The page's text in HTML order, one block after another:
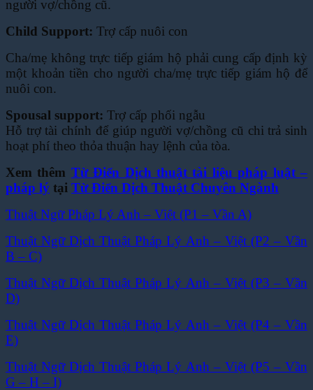
người vợ/chồng cũ.
Child Support: Trợ cấp nuôi con
Cha/mẹ không trực tiếp giám hộ phải cung cấp định kỳ
một khoản tiền cho người cha/mẹ trựctiếp giám hộ để
nuôi con.
Spousal support: Trợ cấp phối ngẫu
Hỗ trợ tài chính để giúp người vợ/chồng cũ chi trả sinh
hoạt phí theo thỏa thuận hay lệnh của tòa.
Xem thêm Từ Điển Dịch thuật tài liệu pháp luật –
pháp lý tại Từ Điển Dịch Thuật Chuyên Ngành
Thuật Ngữ Pháp Lý Anh – Việt (P1 – Vần A)
Thuật Ngữ Dịch Thuật Pháp Lý Anh – Việt (P2 – Vần
B – C)
Thuật Ngữ Dịch Thuật Pháp Lý Anh – Việt (P3 – Vần
D)
Thuật Ngữ Dịch Thuật Pháp Lý Anh – Việt (P4 – Vần
E)
Thuật Ngữ Dịch Thuật Pháp Lý Anh – Việt (P5 – Vần
G – H – I)